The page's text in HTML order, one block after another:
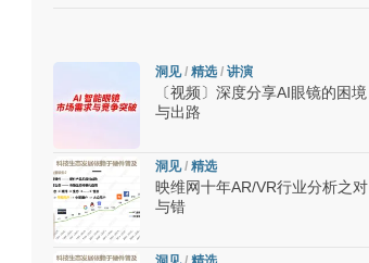
洞见/ 精选 / 讲演
〔视频〕深度分享AI眼镜的困境
与出路
洞见/ 精选
映维网十年AR/VR行业分析之对
与错